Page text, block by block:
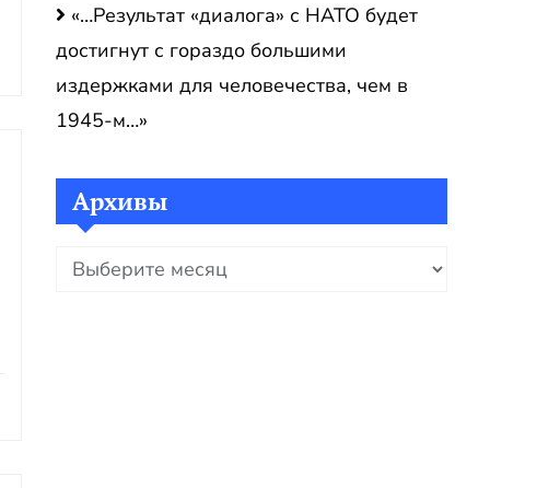
«…Результат «диалога» с НАТО будет
достигнут с гораздо большими
издержками для человечества, чем в
1945-м…»
Архивы
Архивы